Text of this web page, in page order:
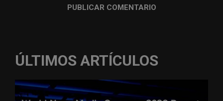
ÚLTIMOS ARTÍCULOS